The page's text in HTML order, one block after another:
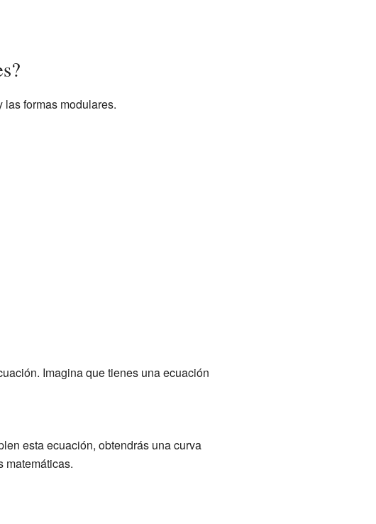
formas modulares.
Imagina que tienes una ecuación
esta ecuación, obtendrás una curva
matemáticas.